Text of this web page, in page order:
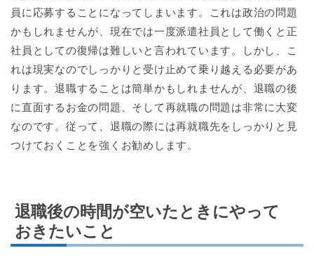
員に応募することになってしまいます。これは政治の問題
かもしれませんが、現在では一度派遣社員として働くと正
社員としての復帰は難しいと言われています。しかし、こ
れは現実なのでしっかりと受け止めて乗り越える必要があ
ります。退職することは簡単かもしれませんが、退職の後
に直面するお金の問題、そして再就職の問題は非常に大変
なのです。従って、退職の際には再就職先をしっかりと見
つけておくことを強くお勧めします。
退職後の時間が空いたときにやって
おきたいこと